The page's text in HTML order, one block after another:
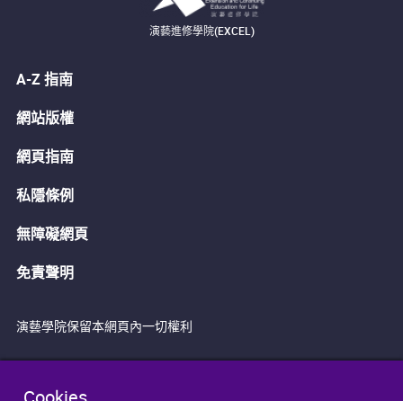
演藝進修學院(EXCEL)
A-Z 指南
網站版權
網頁指南
私隱條例
無障礙網頁
免責聲明
演藝學院保留本網頁內一切權利